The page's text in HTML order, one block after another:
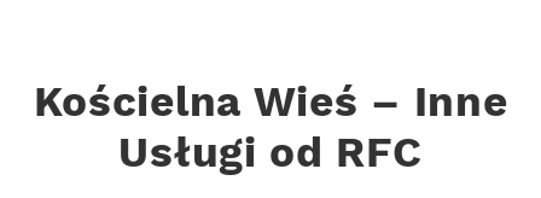
Kościelna Wieś – Inne
Usługi od RFC